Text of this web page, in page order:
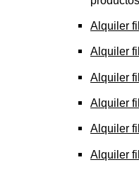
Alquiler
Alquiler
Alquiler
Alquiler
Alquiler
Alquiler